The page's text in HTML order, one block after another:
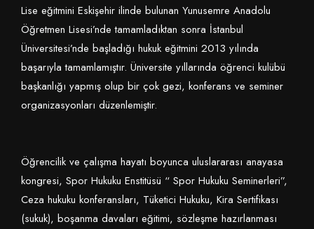
Lise eğitmini Eskişehir ilinde bulunan Yunusemre Anadolu
Öğretmen Lisesi’nde tamamladıktan sonra İstanbul
Üniversitesi’nde başladığı hukuk eğitmini 2013 yılında
başarıyla tamamlamıştır. Üniversite yıllarında öğrenci kulübü
başkanlığı yapmış olup bir çok gezi, konferans ve seminer
organizasyonları düzenlemiştir.
Öğrencilik ve çalışma hayatı boyunca uluslararası anayasa
kongresi, Spor Hukuku Enstitüsü “ Spor Hukuku Seminerleri”,
Ceza hukuku konferansları, Tüketici Hukuku, Kira Sertifikası
(sukuk), boşanma davaları eğitimi, sözleşme hazırlanması